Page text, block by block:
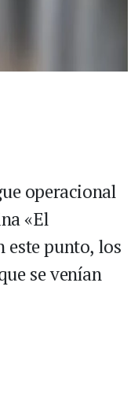
operacional
«El
punto, los
se venían